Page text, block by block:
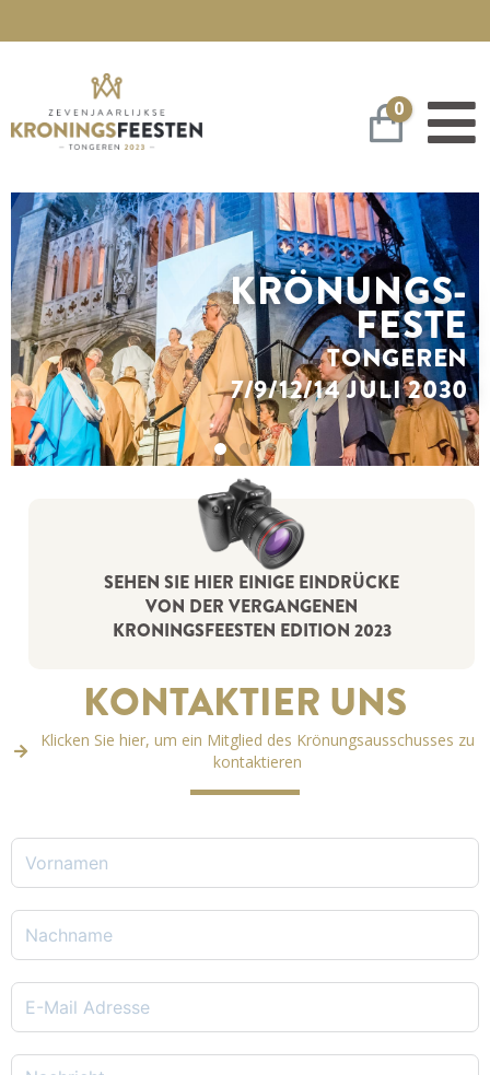
0
KRÖNUNGS-
FESTE
TONGEREN
7/9/12/14 JULI 2030
SEHEN SIE HIER EINIGE EINDRÜCKE
VON DER VERGANGENEN
KRONINGSFEESTEN EDITION 2023
KONTAKTIER UNS
Klicken Sie hier, um ein Mitglied des Krönungsausschusses zu
kontaktieren